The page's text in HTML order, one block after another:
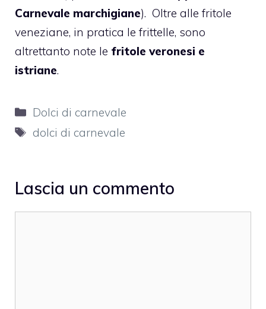
Carnevale marchigiane). Oltre alle fritole
veneziane, in pratica le frittelle, sono
altrettanto note le fritole veronesi e
istriane.
Categorie
Dolci di carnevale
Tag
dolci di carnevale
Lascia un commento